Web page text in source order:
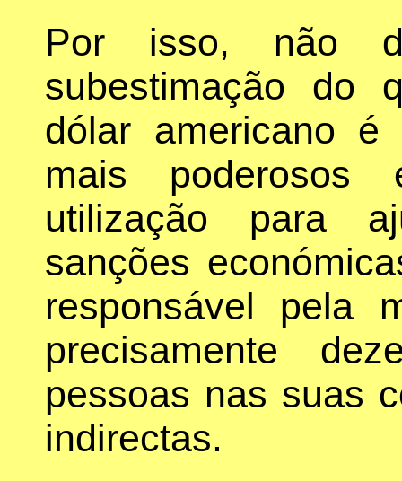
Por isso, não
subestimação do
dólar americano
mais
utilização para
sanções
responsável pela
precisamente
pessoas nas suas
indirectas.